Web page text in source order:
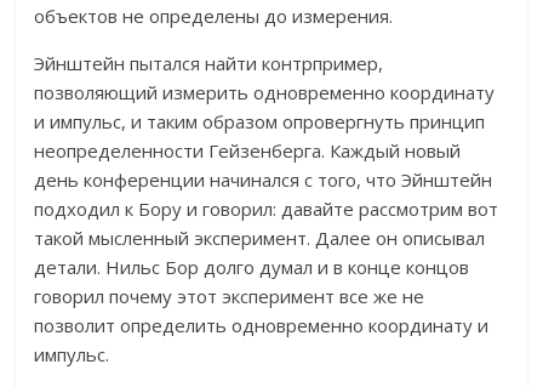
объектов не определены до измерения.
Эйнштейн пытался найти контрпример,
позволяющий измерить одновременно координату
и импульс, и таким образом опровергнуть принцип
неопределенности Гейзенберга. Каждый новый
день конференции начинался с того, что Эйнштейн
подходил к Бору и говорил: давайте рассмотрим вот
такой мысленный эксперимент. Далее он описывал
детали. Нильс Бор долго думал и в конце концов
говорил почему этот эксперимент все же не
позволит определить одновременно координату и
импульс.